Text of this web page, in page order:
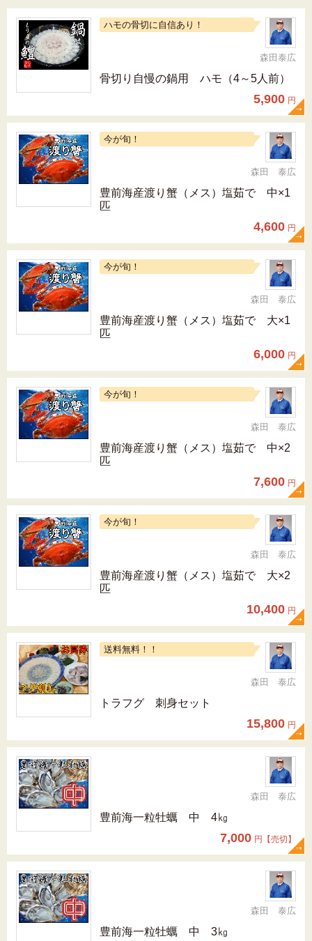
ハモの骨切に自信あり！
森田泰広
骨切り自慢の鍋用 ハモ（4～5人前）
5,900 円
今が旬！
森田 泰広
豊前海産渡り蟹（メス）塩茹で 中×1
匹
4,600 円
今が旬！
森田 泰広
豊前海産渡り蟹（メス）塩茹で 大×1
匹
6,000 円
今が旬！
森田 泰広
豊前海産渡り蟹（メス）塩茹で 中×2
匹
7,600 円
今が旬！
森田 泰広
豊前海産渡り蟹（メス）塩茹で 大×2
匹
10,400 円
送料無料！！
森田 泰広
トラフグ 刺身セット
15,800 円
森田 泰広
豊前海一粒牡蠣 中 4㎏
7,000 円【売切】
森田 泰広
豊前海一粒牡蠣 中 3㎏